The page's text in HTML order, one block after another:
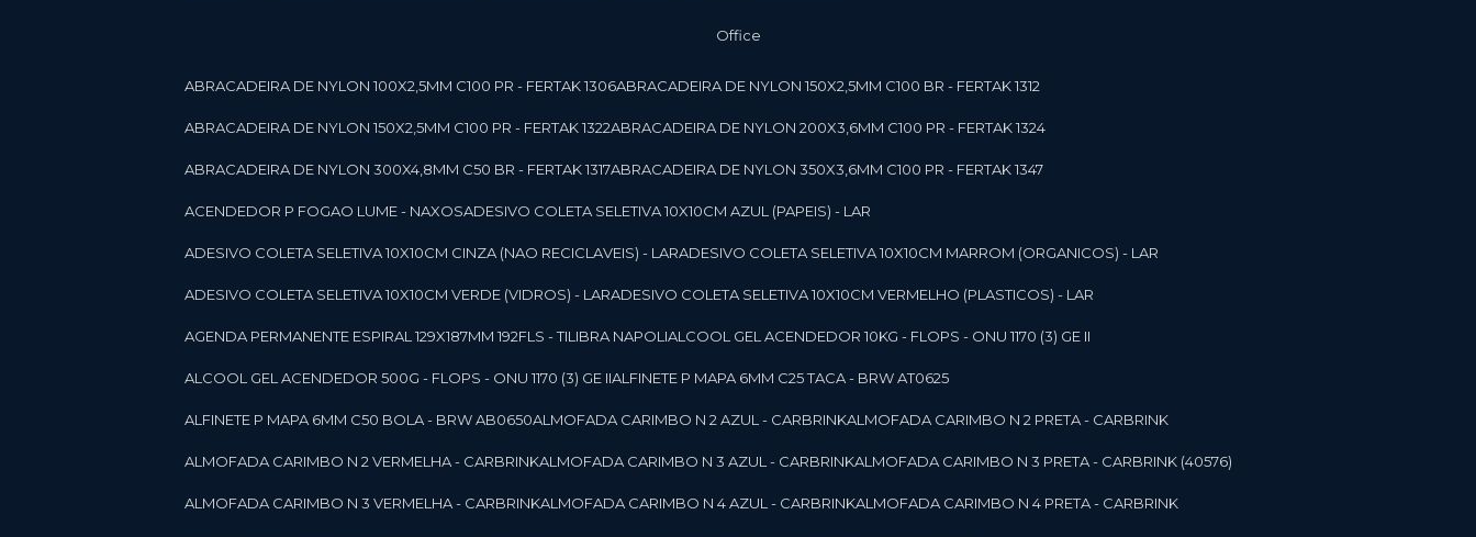
Office
ABRACADEIRA DE NYLON 100X2,5MM C100 PR - FERTAK 1306 ABRACADEIRA DE NYLON 150X2,5MM C100 BR - FERTAK 1312
ABRACADEIRA DE NYLON 150X2,5MM C100 PR - FERTAK 1322 ABRACADEIRA DE NYLON 200X3,6MM C100 PR - FERTAK 1324
ABRACADEIRA DE NYLON 300X4,8MM C50 BR - FERTAK 1317 ABRACADEIRA DE NYLON 350X3,6MM C100 PR - FERTAK 1347
ACENDEDOR P FOGAO LUME - NAXOS ADESIVO COLETA SELETIVA 10X10CM AZUL (PAPEIS) - LAR
ADESIVO COLETA SELETIVA 10X10CM CINZA (NAO RECICLAVEIS) - LAR ADESIVO COLETA SELETIVA 10X10CM MARROM (ORGANICOS) - LAR
ADESIVO COLETA SELETIVA 10X10CM VERDE (VIDROS) - LAR ADESIVO COLETA SELETIVA 10X10CM VERMELHO (PLASTICOS) - LAR
AGENDA PERMANENTE ESPIRAL 129X187MM 192FLS - TILIBRA NAPOLI ALCOOL GEL ACENDEDOR 10KG - FLOPS - ONU 1170 (3) GE II
ALCOOL GEL ACENDEDOR 500G - FLOPS - ONU 1170 (3) GE II ALFINETE P MAPA 6MM C25 TACA - BRW AT0625
ALFINETE P MAPA 6MM C50 BOLA - BRW AB0650 ALMOFADA CARIMBO N 2 AZUL - CARBRINK ALMOFADA CARIMBO N 2 PRETA - CARBRINK
ALMOFADA CARIMBO N 2 VERMELHA - CARBRINK ALMOFADA CARIMBO N 3 AZUL - CARBRINK ALMOFADA CARIMBO N 3 PRETA - CARBRINK (40576)
ALMOFADA CARIMBO N 3 VERMELHA - CARBRINK ALMOFADA CARIMBO N 4 AZUL - CARBRINK ALMOFADA CARIMBO N 4 PRETA - CARBRINK